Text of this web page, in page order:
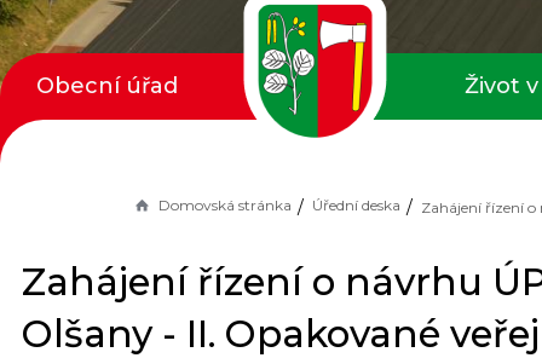
Domovská stránka Úřední deska
Zahájení řízení o návrhu
Olšany - II. Opakované
Obecní úřad Život